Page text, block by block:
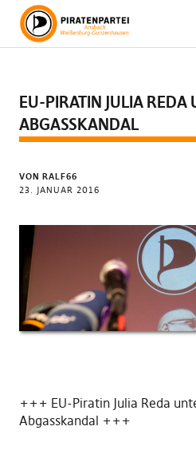
EU-PIRATIN JULIA REDA
ABGASSKANDAL
VON RALF66
23. JANUAR 2016
+++ EU-Piratin Julia Reda
Abgasskandal +++